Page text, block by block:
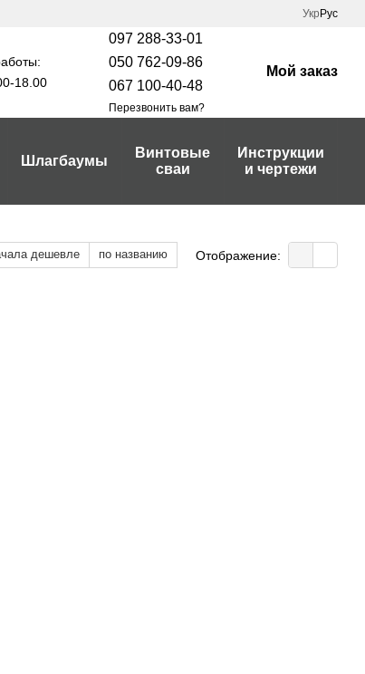
Укр Рус
18.00
097 288-33-01
050 762-09-86
067 100-40-48
Перезвонить вам?
Мой заказ
Шлагбаумы
Винтовые
сваи
Инструкции
и чертежи
дешевле по названию Отображение: